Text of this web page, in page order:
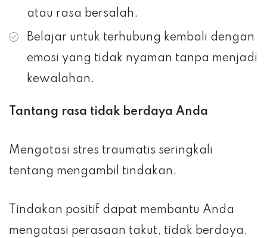
atau rasa bersalah.
Belajar untuk terhubung kembali dengan
emosi yang tidak nyaman tanpa menjadi
kewalahan.
Tantang rasa tidak berdaya Anda
Mengatasi stres traumatis seringkali
tentang mengambil tindakan.
Tindakan positif dapat membantu Anda
mengatasi perasaan takut, tidak berdaya,